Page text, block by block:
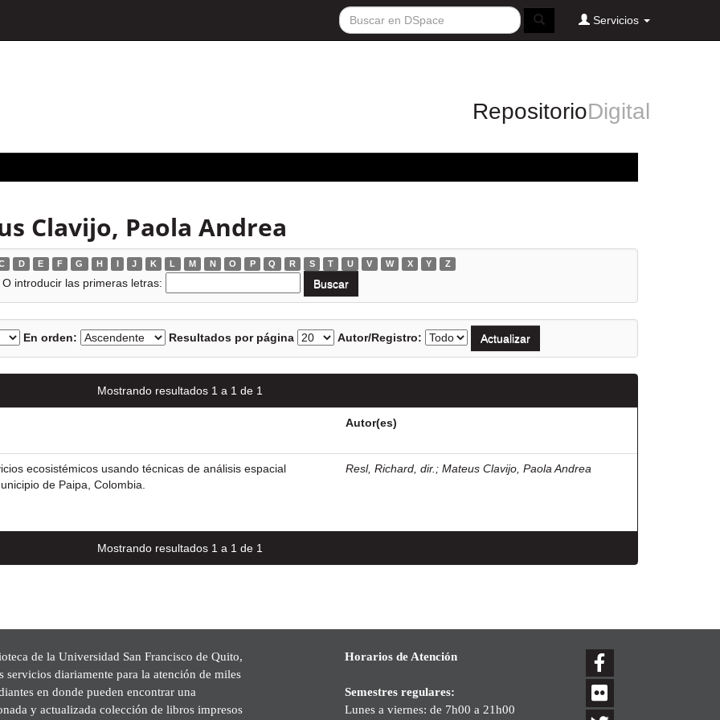
Servicios
RepositorioDigital
Clavijo, Paola Andrea
D E F G H I J K L M N O P Q R S T U V W X Y Z
O introducir las primeras letras:
En orden: Resultados por página Autor/Registro:
Mostrando resultados 1 a 1 de 1
Autor(es)
ecosistémicos usando técnicas de análisis espacial
de Paipa, Colombia.
Resl, Richard, dir. ; Mateus Clavijo, Paola Andrea
Mostrando resultados 1 a 1 de 1
de la Universidad San Francisco de Quito,
servicios diariamente para la atención de miles
en donde pueden encontrar una
y actualizada colección de libros impresos
Horarios de Atención
Semestres regulares:
Lunes a viernes: de 7h00 a 21h00